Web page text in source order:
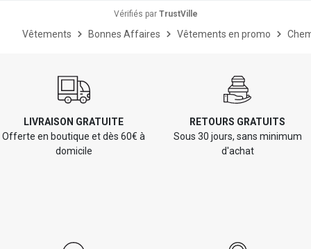
Vérifiés par TrustVille
Vêtements Bonnes Affaires Vêtements en promo
LIVRAISON GRATUITE
Offerte en boutique et dès 60€ à
domicile
RETOURS GRATUITS
Sous 30 jours, sans minimum
d'achat